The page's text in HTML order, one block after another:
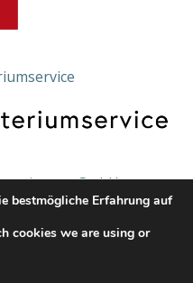
- gGmbH
bestmögliche Erfahrung auf
cookies we are using or